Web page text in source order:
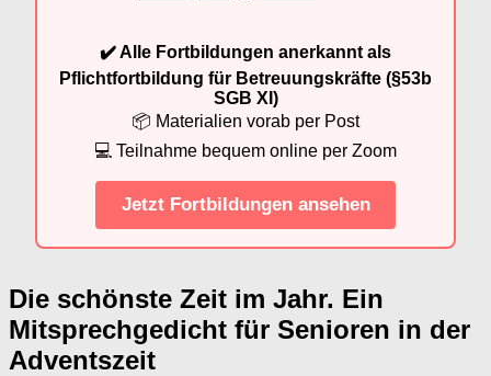
✔️ Alle Fortbildungen anerkannt als
Pflichtfortbildung für Betreuungskräfte (§53b
SGB XI)
📦 Materialien vorab per Post
💻 Teilnahme bequem online per Zoom
Jetzt Fortbildungen ansehen
Die schönste Zeit im Jahr. Ein
Mitsprechgedicht für Senioren in der
Adventszeit